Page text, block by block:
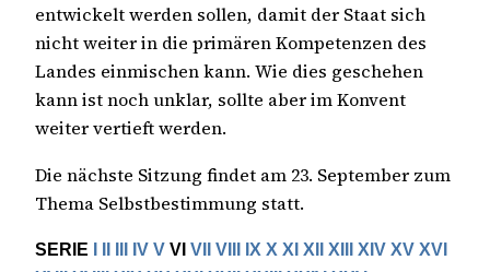
entwickelt werden sollen, damit der Staat sich
nicht weiter in die primären Kompetenzen des
Landes einmischen kann. Wie dies geschehen
kann ist noch unklar, sollte aber im Konvent
weiter vertieft werden.
Die nächste Sitzung findet am 23. September zum
Thema Selbstbestimmung statt.
SERIE I II III IV V VI VII VIII IX X XI XII XIII XIV XV XVI